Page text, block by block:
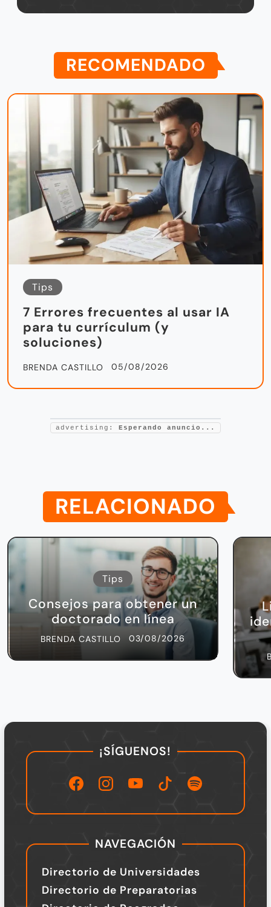
RECOMENDADO
Tips
7 Errores frecuentes al usar IA
para tu currículum (y
soluciones)
BRENDA CASTILLO 05/08/2026
advertising: Esperando anuncio...
RELACIONADO
Tips
Consejos para obtener un
doctorado en línea
BRENDA CASTILLO 03/08/2026
¡SÍGUENOS!
NAVEGACIÓN
Directorio de Universidades
Directorio de Preparatorias